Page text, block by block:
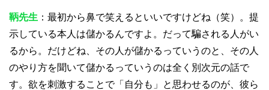
鞆先生 ：最初から鼻で笑えるといいですけどね（笑）。提
示している本人は儲かるんですよ。だって騙される人がい
るから。だけどね、その人が儲かるっていうのと、その人
のやり方を聞いて儲かるっていうのは全く別次元の話で
す。欲を刺激することで「自分も」と思わせるのが、彼ら